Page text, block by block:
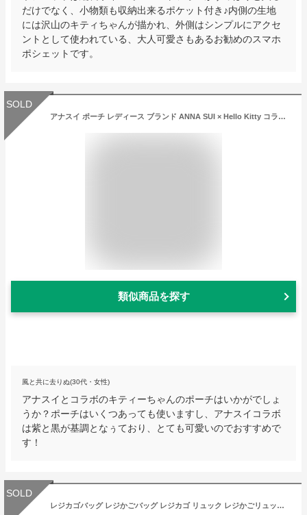
だけでなく、小物類も収納出来るポケット付き♪内側の生地
には沢山のキティちゃんが描かれ、外側はシンプルにアクセ
ントとして使われている、大人可愛さもあるお勧めのスマホ
ポシェットです。
SOLD
アナスイ ポーチ レディース ブランド ANNA SUI × Hello Kitty コラボ パープルリボン 黒 ブラック 女性 婦人 【あす楽】
類似商品を探す
風と共に去りぬ(30代・女性)
アナスイとコラボのキティーちゃんのポーチはいかがでしょ
うか？ポーチはいくつあっても使いますし、アナスイコラボ
は紫と黒が基調となぅており、とても可愛いのでおすすめで
す！
SOLD
レジカゴバッグ レジかごバッグ レジカゴ リュック レジかごリュック エコバッグ HELLO KITTY ハローキティ サンリオ 抗菌 防臭 撥水 はっ水 2WAY マザーズバッグ 大容量 折りたたみ コンパクト 7001